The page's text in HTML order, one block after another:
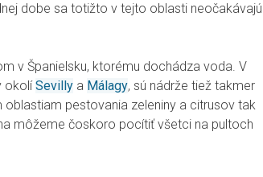
dobe sa totižto v tejto oblasti neočakávajú
v Španielsku, ktorému dochádza voda. V
okolíSevilly a Málagy, sú nádrže tiež takmer
pestovania zeleniny a citrusov tak
môžeme čoskoro pocítiť všetci na pultoch